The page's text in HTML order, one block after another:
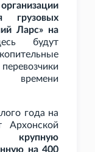
организации
грузовых
Ларс» на
будут
времени
года на
Архонской
крупную
на 400